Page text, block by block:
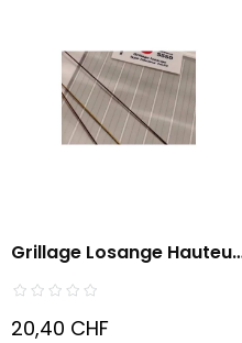
Grillage Losange Hauteur
1,50m
20,40 CHF